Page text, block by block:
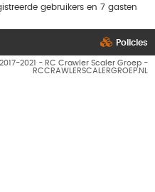
gebruikers en 7 gasten
Policies
2021 - RC Crawler Scaler Groep -
RCCRAWLERSCALERGROEP.NL